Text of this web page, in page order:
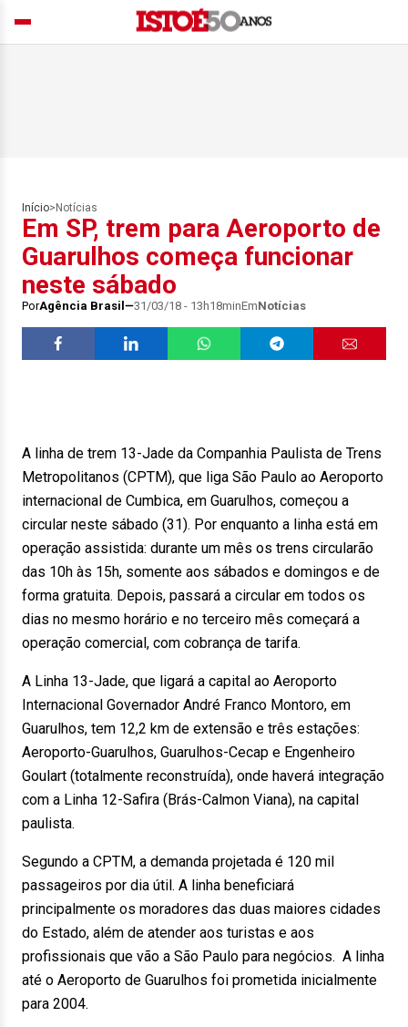
Início> Notícias
Em SP, trem para Aeroporto de
Guarulhos começa funcionar
neste sábado
PorAgência Brasil 31/03/18 - 13h18minEmNotícias
A linha de trem 13-Jade da Companhia Paulista de Trens
Metropolitanos (CPTM), que liga São Paulo ao Aeroporto
internacional de Cumbica, em Guarulhos, começou a
circular neste sábado (31). Por enquanto a linha está em
operação assistida: durante um mês os trens circularão
das 10h às 15h, somente aos sábados e domingos e de
forma gratuita. Depois, passará a circular em todos os
dias no mesmo horário e no terceiro mês começará a
operação comercial, com cobrança de tarifa.
A Linha 13-Jade, que ligará a capital ao Aeroporto
Internacional Governador André Franco Montoro, em
Guarulhos, tem 12,2 km de extensão e três estações:
Aeroporto-Guarulhos, Guarulhos-Cecap e Engenheiro
Goulart (totalmente reconstruída), onde haverá integração
com a Linha 12-Safira (Brás-Calmon Viana), na capital
paulista.
Segundo a CPTM, a demanda projetada é 120 mil
passageiros por dia útil. A linha beneficiará
principalmente os moradores das duas maiores cidades
do Estado, além de atender aos turistas e aos
profissionais que vão a São Paulo para negócios. A linha
até o Aeroporto de Guarulhos foi prometida inicialmente
para 2004.